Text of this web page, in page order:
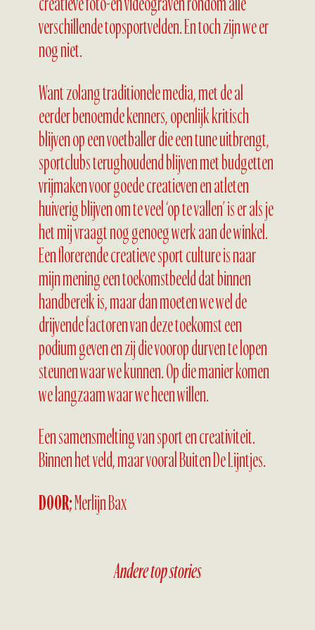
verschillende topsportvelden. En toch zijn we er
nog niet.
Want zolang traditionele media, met de al
eerder benoemde kenners, openlijk kritisch
blijven op een voetballer die een tune uitbrengt,
sportclubs terughoudend blijven met budgetten
vrijmaken voor goede creatieven en atleten
huiverig blijven om te veel ‘op te vallen’ is er als je
het mij vraagt nog genoeg werk aan de winkel.
Een florerende creatieve sport culture is naar
mijn mening een toekomstbeeld dat binnen
handbereik is, maar dan moeten we wel de
drijvende factoren van deze toekomst een
podium geven en zij die voorop durven te lopen
steunen waar we kunnen. Op die manier komen
we langzaam waar we heen willen.
Een samensmelting van sport en creativiteit.
Binnen het veld, maar vooral Buiten De Lijntjes.
DOOR;Merlijn Bax
Andere top stories